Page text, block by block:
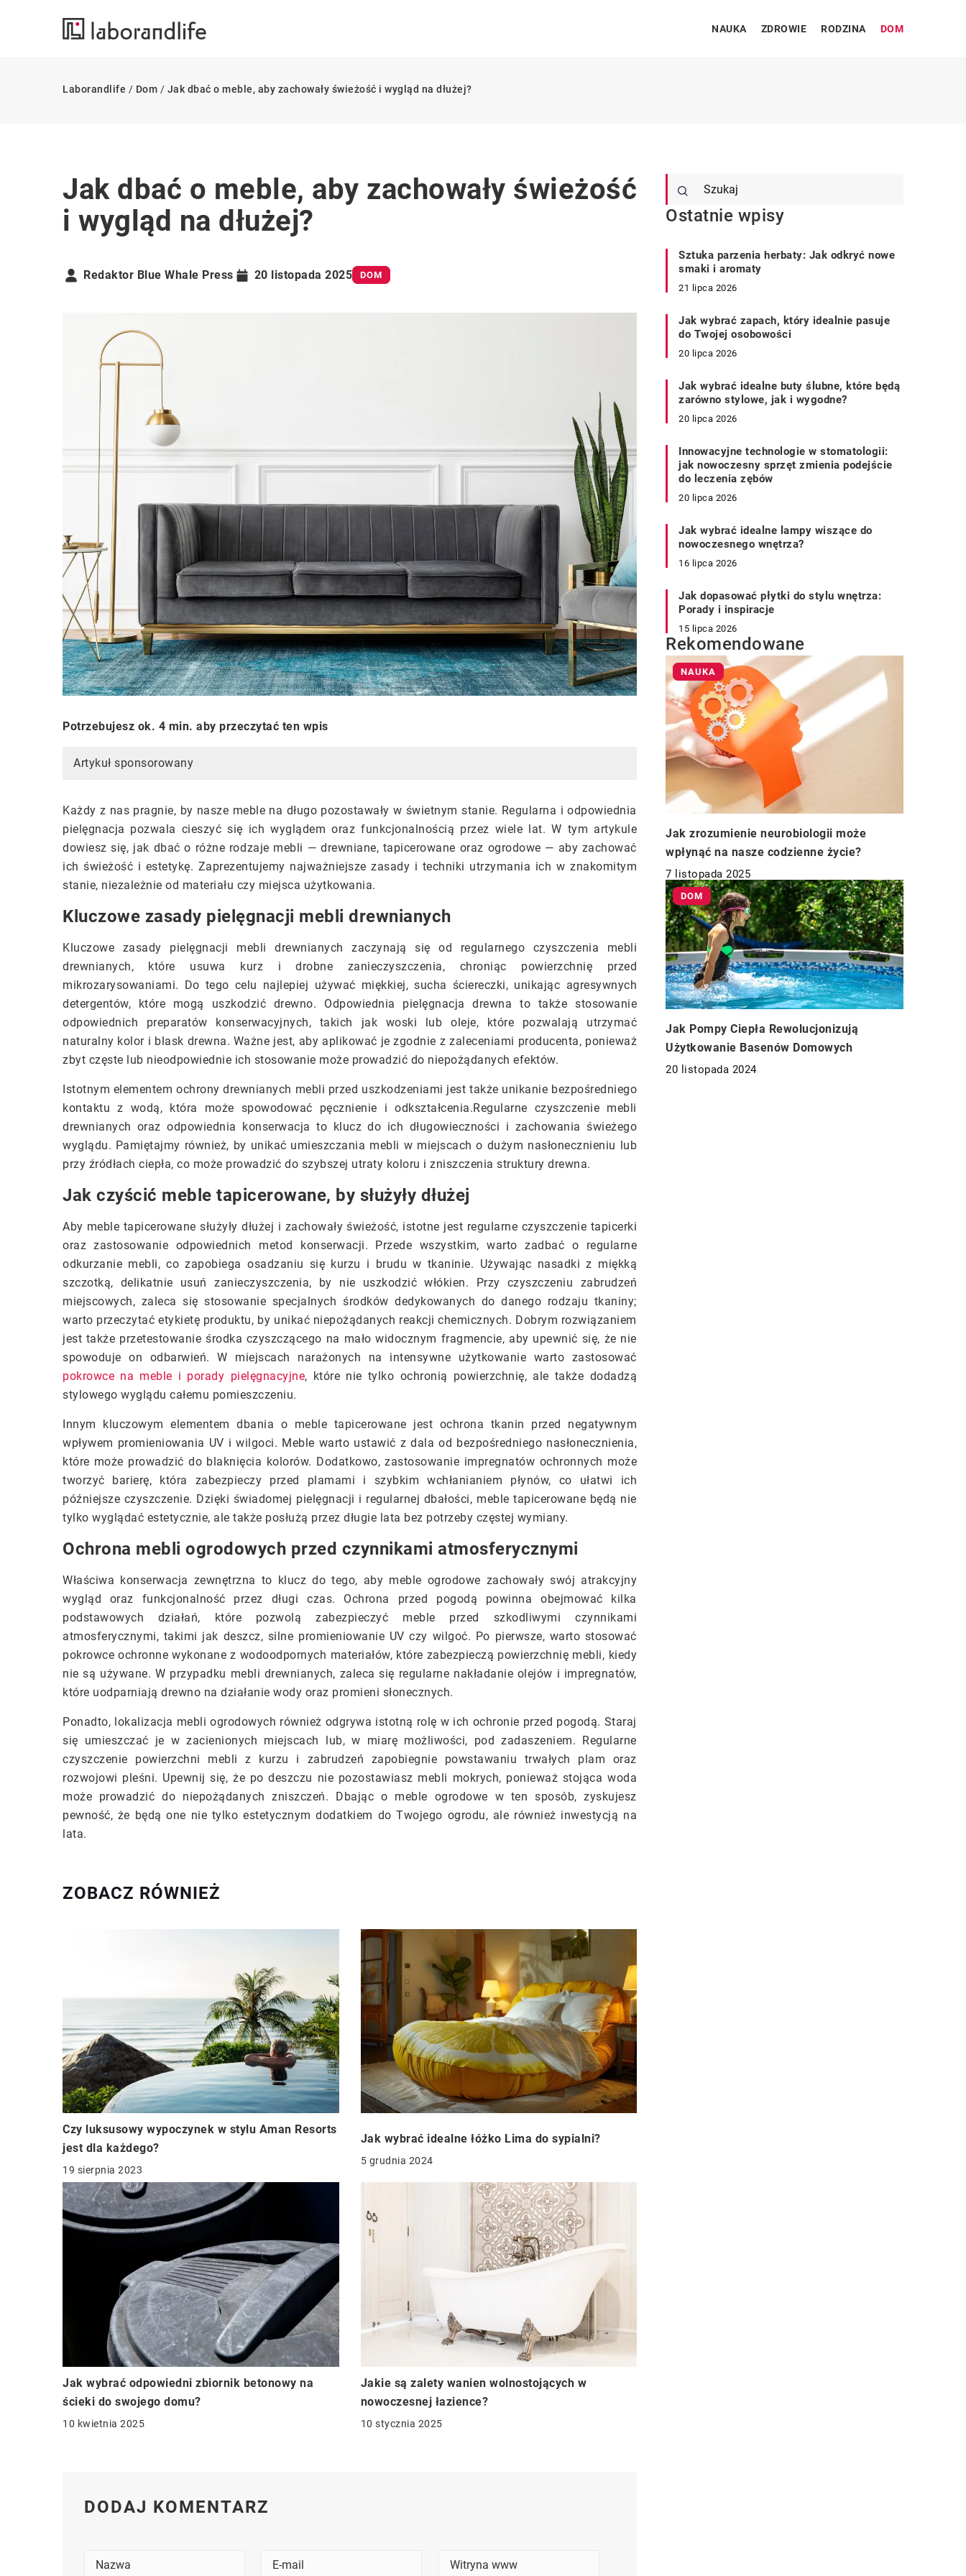
NAUKA ZDROWIE RODZINA DOM
Laborandlife / Dom / Jak dbać o meble, aby zachowały świeżość i wygląd na dłużej?
Jak dbać o meble, aby zachowały świeżość
i wygląd na dłużej?
Redaktor Blue Whale Press 20 listopada 2025 DOM
Potrzebujesz ok. 4 min. aby przeczytać ten wpis
Artykuł sponsorowany
Każdy z nas pragnie, by nasze meble na długo pozostawały w świetnym stanie. Regularna i odpowiednia
pielęgnacja pozwala cieszyć się ich wyglądem oraz funkcjonalnością przez wiele lat. W tym artykule
dowiesz się, jak dbać o różne rodzaje mebli — drewniane, tapicerowane oraz ogrodowe — aby zachować
ich świeżość i estetykę. Zaprezentujemy najważniejsze zasady i techniki utrzymania ich w znakomitym
stanie, niezależnie od materiału czy miejsca użytkowania.
Kluczowe zasady pielęgnacji mebli drewnianych
Kluczowe zasady pielęgnacji mebli drewnianych zaczynają się od regularnego czyszczenia mebli
drewnianych, które usuwa kurz i drobne zanieczyszczenia, chroniąc powierzchnię przed
mikrozarysowaniami. Do tego celu najlepiej używać miękkiej, sucha ściereczki, unikając agresywnych
detergentów, które mogą uszkodzić drewno. Odpowiednia pielęgnacja drewna to także stosowanie
odpowiednich preparatów konserwacyjnych, takich jak woski lub oleje, które pozwalają utrzymać
naturalny kolor i blask drewna. Ważne jest, aby aplikować je zgodnie z zaleceniami producenta, ponieważ
zbyt częste lub nieodpowiednie ich stosowanie może prowadzić do niepożądanych efektów.
Istotnym elementem ochrony drewnianych mebli przed uszkodzeniami jest także unikanie bezpośredniego
kontaktu z wodą, która może spowodować pęcznienie i odkształcenia.Regularne czyszczenie mebli
drewnianych oraz odpowiednia konserwacja to klucz do ich długowieczności i zachowania świeżego
wyglądu. Pamiętajmy również, by unikać umieszczania mebli w miejscach o dużym nasłonecznieniu lub
przy źródłach ciepła, co może prowadzić do szybszej utraty koloru i zniszczenia struktury drewna.
Jak czyścić meble tapicerowane, by służyły dłużej
Aby meble tapicerowane służyły dłużej i zachowały świeżość, istotne jest regularne czyszczenie tapicerki
oraz zastosowanie odpowiednich metod konserwacji. Przede wszystkim, warto zadbać o regularne
odkurzanie mebli, co zapobiega osadzaniu się kurzu i brudu w tkaninie. Używając nasadki z miękką
szczotką, delikatnie usuń zanieczyszczenia, by nie uszkodzić włókien. Przy czyszczeniu zabrudzeń
miejscowych, zaleca się stosowanie specjalnych środków dedykowanych do danego rodzaju tkaniny;
warto przeczytać etykietę produktu, by unikać niepożądanych reakcji chemicznych. Dobrym rozwiązaniem
jest także przetestowanie środka czyszczącego na mało widocznym fragmencie, aby upewnić się, że nie
spowoduje on odbarwień. W miejscach narażonych na intensywne użytkowanie warto zastosować
pokrowce na meble i porady pielęgnacyjne, które nie tylko ochronią powierzchnię, ale także dodadzą
stylowego wyglądu całemu pomieszczeniu.
Innym kluczowym elementem dbania o meble tapicerowane jest ochrona tkanin przed negatywnym
wpływem promieniowania UV i wilgoci. Meble warto ustawić z dala od bezpośredniego nasłonecznienia,
które może prowadzić do blaknięcia kolorów. Dodatkowo, zastosowanie impregnatów ochronnych może
tworzyć barierę, która zabezpieczy przed plamami i szybkim wchłanianiem płynów, co ułatwi ich
późniejsze czyszczenie. Dzięki świadomej pielęgnacji i regularnej dbałości, meble tapicerowane będą nie
tylko wyglądać estetycznie, ale także posłużą przez długie lata bez potrzeby częstej wymiany.
Ochrona mebli ogrodowych przed czynnikami atmosferycznymi
Właściwa konserwacja zewnętrzna to klucz do tego, aby meble ogrodowe zachowały swój atrakcyjny
wygląd oraz funkcjonalność przez długi czas. Ochrona przed pogodą powinna obejmować kilka
podstawowych działań, które pozwolą zabezpieczyć meble przed szkodliwymi czynnikami
atmosferycznymi, takimi jak deszcz, silne promieniowanie UV czy wilgoć. Po pierwsze, warto stosować
pokrowce ochronne wykonane z wodoodpornych materiałów, które zabezpieczą powierzchnię mebli, kiedy
nie są używane. W przypadku mebli drewnianych, zaleca się regularne nakładanie olejów i impregnatów,
które uodparniają drewno na działanie wody oraz promieni słonecznych.
Ponadto, lokalizacja mebli ogrodowych również odgrywa istotną rolę w ich ochronie przed pogodą. Staraj
się umieszczać je w zacienionych miejscach lub, w miarę możliwości, pod zadaszeniem. Regularne
czyszczenie powierzchni mebli z kurzu i zabrudzeń zapobiegnie powstawaniu trwałych plam oraz
rozwojowi pleśni. Upewnij się, że po deszczu nie pozostawiasz mebli mokrych, ponieważ stojąca woda
może prowadzić do niepożądanych zniszczeń. Dbając o meble ogrodowe w ten sposób, zyskujesz
pewność, że będą one nie tylko estetycznym dodatkiem do Twojego ogrodu, ale również inwestycją na
lata.
ZOBACZ RÓWNIEŻ
Czy luksusowy wypoczynek w stylu Aman Resorts
jest dla każdego?
19 sierpnia 2023
Jak wybrać idealne łóżko Lima do sypialni?
5 grudnia 2024
Jak wybrać odpowiedni zbiornik betonowy na
ścieki do swojego domu?
10 kwietnia 2025
Jakie są zalety wanien wolnostojących w
nowoczesnej łazience?
10 stycznia 2025
DODAJ KOMENTARZ
Ostatnie wpisy
Sztuka parzenia herbaty: Jak odkryć nowe
smaki i aromaty
21 lipca 2026
Jak wybrać zapach, który idealnie pasuje
do Twojej osobowości
20 lipca 2026
Jak wybrać idealne buty ślubne, które będą
zarówno stylowe, jak i wygodne?
20 lipca 2026
Innowacyjne technologie w stomatologii:
jak nowoczesny sprzęt zmienia podejście
do leczenia zębów
20 lipca 2026
Jak wybrać idealne lampy wiszące do
nowoczesnego wnętrza?
16 lipca 2026
Jak dopasować płytki do stylu wnętrza:
Porady i inspiracje
15 lipca 2026
Rekomendowane
NAUKA
Jak zrozumienie neurobiologii może
wpłynąć na nasze codzienne życie?
7 listopada 2025
DOM
Jak Pompy Ciepła Rewolucjonizują
Użytkowanie Basenów Domowych
20 listopada 2024